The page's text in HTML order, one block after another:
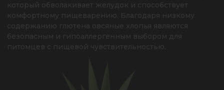
который обволакивает желудок и способствует
комфортному пищеварению. Благодаря низкому
содержанию глютена овсяные хлопья являются
безопасным и гипоаллергенным выбором для
питомцев с пищевой чувствительностью.